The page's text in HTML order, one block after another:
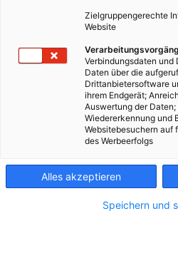
Kontakt
Zielgruppengerechte
Website
Verbindungsdaten und
Daten über die
Drittanbietersoftware
ihrem Endgerät;
Auswertung der
Wiedererkennung und
Websitebesuchern auf
des Werbeerfolgs
Alles akzeptieren
Speichern und